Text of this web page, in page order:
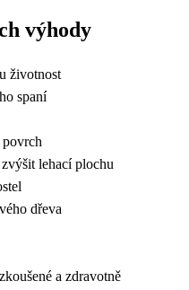
výhody
životnost
spaní
lehací plochu
dřeva
a zdravotně